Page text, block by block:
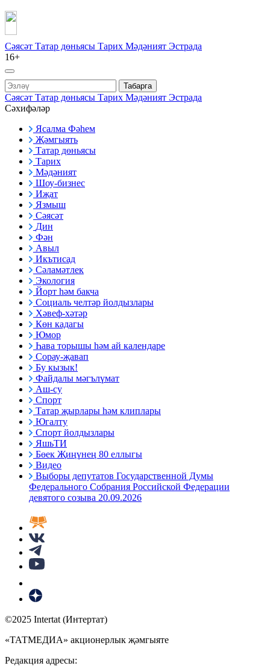
Сәясәт Татар дөньясы Тарих Мәдәният Эстрада
16+
Табарга
Сәясәт Татар дөньясы Тарих Мәдәният Эстрада
Сәхифәләр
Ясалма Фәһем
Җәмгыять
Татар дөньясы
Тарих
Мәдәният
Шоу-бизнес
Иҗат
Язмыш
Сәясәт
Дин
Фән
Авыл
Икътисад
Сәламәтлек
Экология
Йорт һәм бакча
Социаль челтәр йолдызлары
Хәвеф-хәтәр
Көн кадагы
Юмор
Һава торышы һәм ай календаре
Сорау-җавап
Бу кызык!
Файдалы мәгълүмат
Аш-су
Спорт
Татар җырлары һәм клиплары
Югалту
Спорт йолдызлары
ЯшьТИ
Бөек Җиңүнең 80 еллыгы
Видео
Выборы депутатов Государственной Думы
Федерального Собрания Российской Федерации
девятого созыва 20.09.2026
©2025 Intertat (Интертат)
«ТАТМЕДИА» акционерлык җәмгыяте
Редакция адресы: